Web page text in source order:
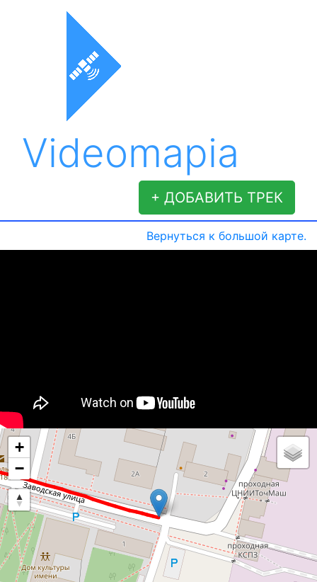
Videomapia
+ ДОБАВИТЬ ТРЕК
Вернуться к большой карте.
+
−